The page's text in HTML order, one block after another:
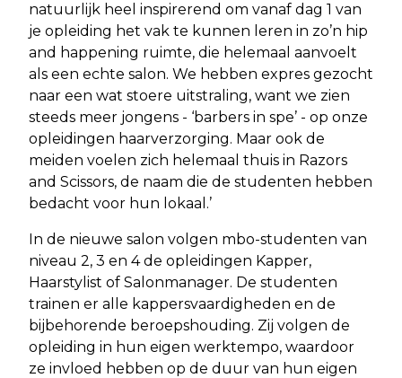
natuurlijk heel inspirerend om vanaf dag 1 van
je opleiding het vak te kunnen leren in zo’n hip
and happening ruimte, die helemaal aanvoelt
als een echte salon. We hebben expres gezocht
naar een wat stoere uitstraling, want we zien
steeds meer jongens - ‘barbers in spe’ - op onze
opleidingen haarverzorging. Maar ook de
meiden voelen zich helemaal thuis in Razors
and Scissors, de naam die de studenten hebben
bedacht voor hun lokaal.’
In de nieuwe salon volgen mbo-studenten van
niveau 2, 3 en 4 de opleidingen Kapper,
Haarstylist of Salonmanager. De studenten
trainen er alle kappersvaardigheden en de
bijbehorende beroepshouding. Zij volgen de
opleiding in hun eigen werktempo, waardoor
ze invloed hebben op de duur van hun eigen